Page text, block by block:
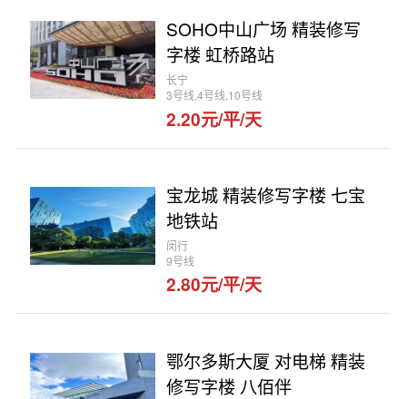
SOHO中山广场 精装修写
字楼 虹桥路站
长宁
3号线,4号线,10号线
2.20元/平/天
宝龙城 精装修写字楼 七宝
地铁站
闵行
9号线
2.80元/平/天
鄂尔多斯大厦 对电梯 精装
修写字楼 八佰伴